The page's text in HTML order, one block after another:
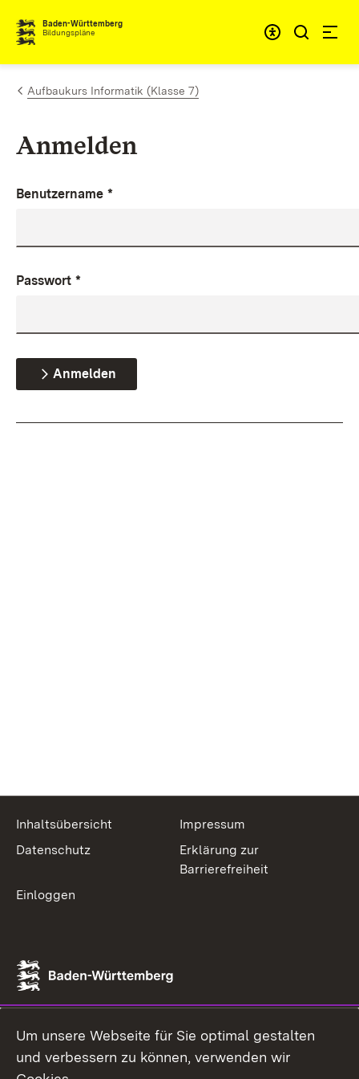
Zum Inhalt springen
Baden-Württemberg
Bildungspläne
Aufbaukurs Informatik (Klasse 7)
Anmelden
Benutzername *
Passwort *
Anmelden
Inhaltsübersicht
Impressum
Datenschutz
Erklärung zur
Barrierefreiheit
Einloggen
Um unsere Webseite für Sie optimal gestalten
und verbessern zu können, verwenden wir